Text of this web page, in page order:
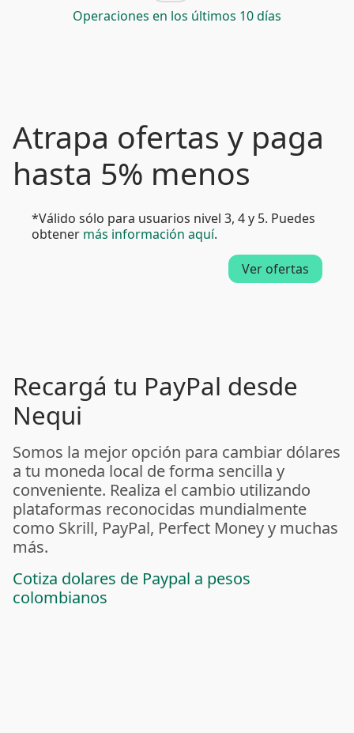
Operaciones en los últimos 10 días
Atrapa ofertas y paga
hasta 5% menos
*Válido sólo para usuarios nivel 3, 4 y 5. Puedes
obtener más información aquí.
Ver ofertas
Recargá tu PayPal desde
Nequi
Somos la mejor opción para cambiar dólares
a tu moneda local de forma sencilla y
conveniente. Realiza el cambio utilizando
plataformas reconocidas mundialmente
como Skrill, PayPal, Perfect Money y muchas
más.
Cotiza dolares de Paypal a pesos
colombianos